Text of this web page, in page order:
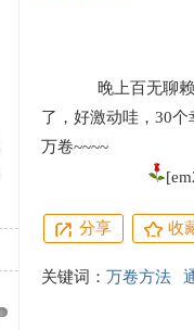
晚上百无聊赖，写
了，好激动哇，30
万卷~~~~
分享 收
关键词： 万卷方法